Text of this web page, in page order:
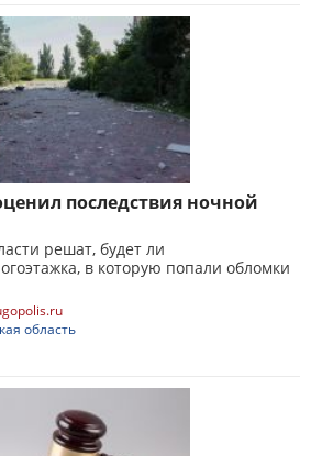
последствия ночной
решат, будет ли
в которую попали обломки
область